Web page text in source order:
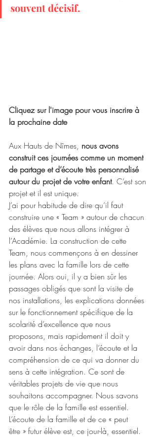
souvent décisif.
Cliquez sur l'image pour vous inscrire à
la prochaine date
Aux Hauts de Nîmes, nous avons
construit ces journées comme un moment
de partage et d’écoute très personnalisé
autour du projet de votre enfant. C’est son
projet et il est unique.
J’ai pour habitude de dire qu’il faut
construire une « Team » autour de chacun
des élèves que nous allons intégrer à
l’Académie. La construction de cette
Team, nous commençons à en dessiner
les plans avec la famille lors de cette
journée. Alors oui, il y a bien sûr les
passages obligés que sont la visite de
nos installations, les explications données
sur le fonctionnement spécifique de la
scolarité d’excellence que nous
proposons, mais rapidement il doit y
avoir dans nos échanges, l’écoute et la
compréhension de ce qui va donner du
sens à cette intégration. Ce sont de
véritables projets de vie que nous
souhaitons accompagner. Nous savons
que le rôle de la famille est essentiel.
L’écoute de la famille et de ce « peut
être » futur élève est, ce jour-là, essentiel.